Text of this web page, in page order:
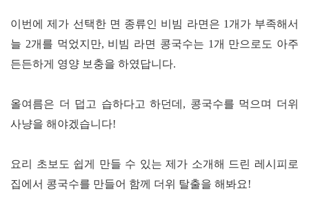
이번에 제가 선택한 면 종류인 비빔 라면은 1 개가 부족해서
늘 2개를 먹었지만, 비빔 라면 콩국수는 1 개 만으로도 아주
든든하게 영양 보충을 하였답니다.
올여름은 더 덥고 습하다고 하던데 , 콩국수를 먹으며 더위
사냥을 해야겠습니다!
요리 초보도 쉽게 만들 수 있는 제 가 소개해 드린 레시피로
집에서 콩국수를 만들어 함께 더위 탈출을 해봐요!